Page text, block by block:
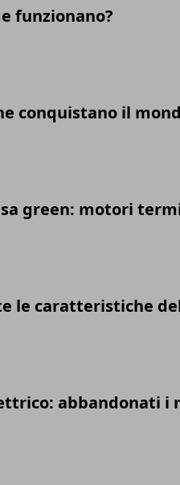
funzionano?
conquistano il
green: motori
le caratteristiche
abbandonati i